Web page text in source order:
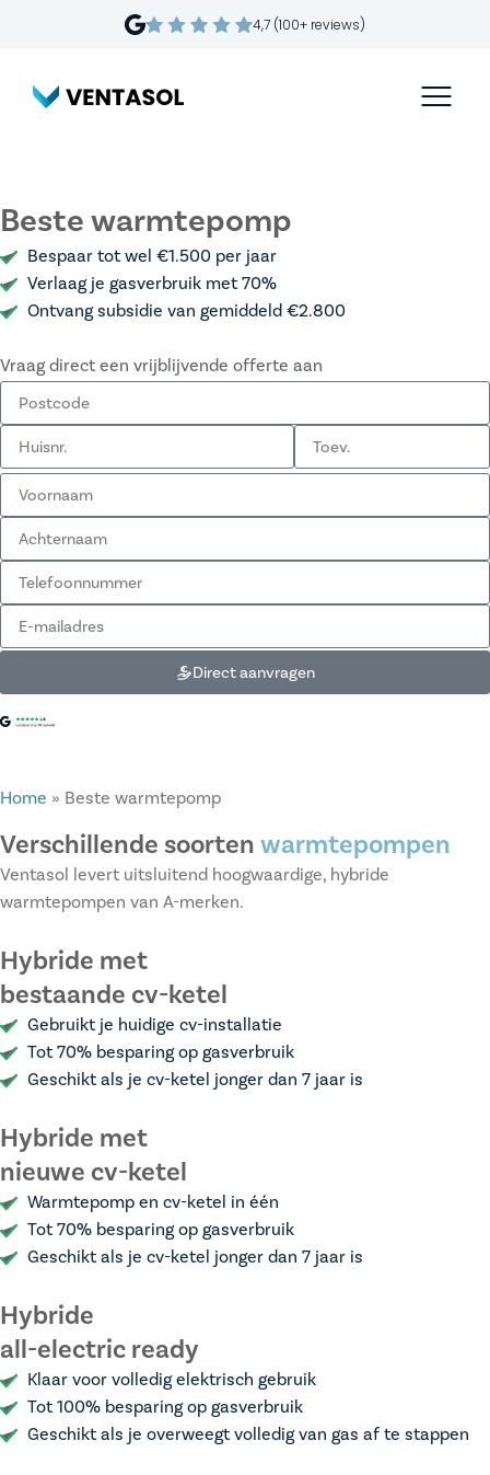
4,7 (100+ reviews)
Beste warmtepomp
Bespaar tot wel €1.500 per jaar
Verlaag je gasverbruik met 70%
Ontvang subsidie van gemiddeld €2.800
Vraag direct een vrijblijvende offerte aan
Direct aanvragen
Home » Beste warmtepomp
Verschillende soortenwarmtepompen
Ventasol levert uitsluitend hoogwaardige, hybride
warmtepompen van A-merken.
Hybride met
bestaande cv-ketel
Gebruikt je huidige cv-installatie
Tot 70% besparing op gasverbruik
Geschikt als je cv-ketel jonger dan 7 jaar is
Hybride met
nieuwe cv-ketel
Warmtepomp en cv-ketel in één
Tot 70% besparing op gasverbruik
Geschikt als je cv-ketel jonger dan 7 jaar is
Hybride
all-electric ready
Klaar voor volledig elektrisch gebruik
Tot 100% besparing op gasverbruik
Geschikt als je overweegt volledig van gas af te stappen